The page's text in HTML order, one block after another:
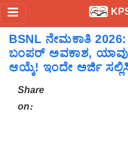
BSNL ನೇಮಕಾತಿ
ಬಂಪರ್ ಅವಕಾಶ,
ಆಯ್ಕೆ! ಇಂದೇ ಅರ್ಜಿ
Share
on: